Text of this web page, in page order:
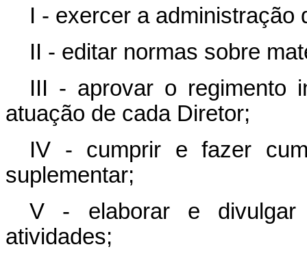
I - exercer a administração
II - editar normas sobre
III - aprovar o regimento
atuação de cada Diretor;
IV - cumprir e fazer
suplementar;
V - elaborar e divulgar
atividades;